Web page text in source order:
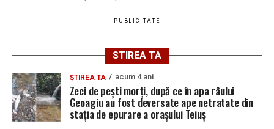
PUBLICITATE
STIREA TA
ȘTIREA TA acum 4 ani
Zeci de pești morți, după ce în apa râului
Geoagiu au fost deversate ape netratate din
stația de epurare a orașului Teiuș